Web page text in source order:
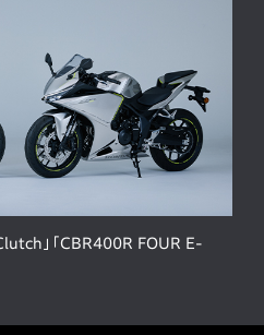
」「CBR400R FOUR E-